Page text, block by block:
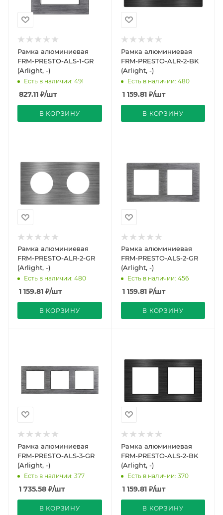
Рамка алюминиевая
FRM-PRESTO-ALS-1-GR
(Arlight, -)
Есть в наличии: 491
827.11 ₽/шт
В КОРЗИНУ
Рамка алюминиевая
FRM-PRESTO-ALR-2-BK
(Arlight, -)
Есть в наличии: 480
1 159.81₽/шт
В КОРЗИНУ
Рамка алюминиевая
FRM-PRESTO-ALR-2-GR
(Arlight, -)
Есть в наличии: 480
1 159.81 ₽/шт
В КОРЗИНУ
Рамка алюминиевая
FRM-PRESTO-ALS-2-GR
(Arlight, -)
Есть в наличии: 456
1 159.81₽/шт
В КОРЗИНУ
Рамка алюминиевая
FRM-PRESTO-ALS-3-GR
(Arlight, -)
Есть в наличии: 377
1 735.58 ₽/шт
В КОРЗИНУ
Рамка алюминиевая
FRM-PRESTO-ALS-2-BK
(Arlight, -)
Есть в наличии: 370
1 159.81₽/шт
В КОРЗИНУ